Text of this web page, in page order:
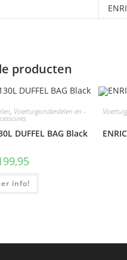
producten
, Voertuigonderdelen en -
DUFFEL BAG Black
info!